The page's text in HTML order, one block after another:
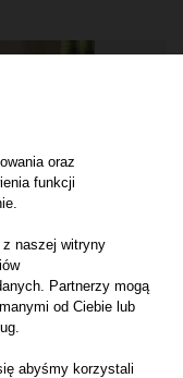
oraz
funkcji
z naszej witryny
Partnerzy mogą
od Ciebie lub
abyśmy korzystali